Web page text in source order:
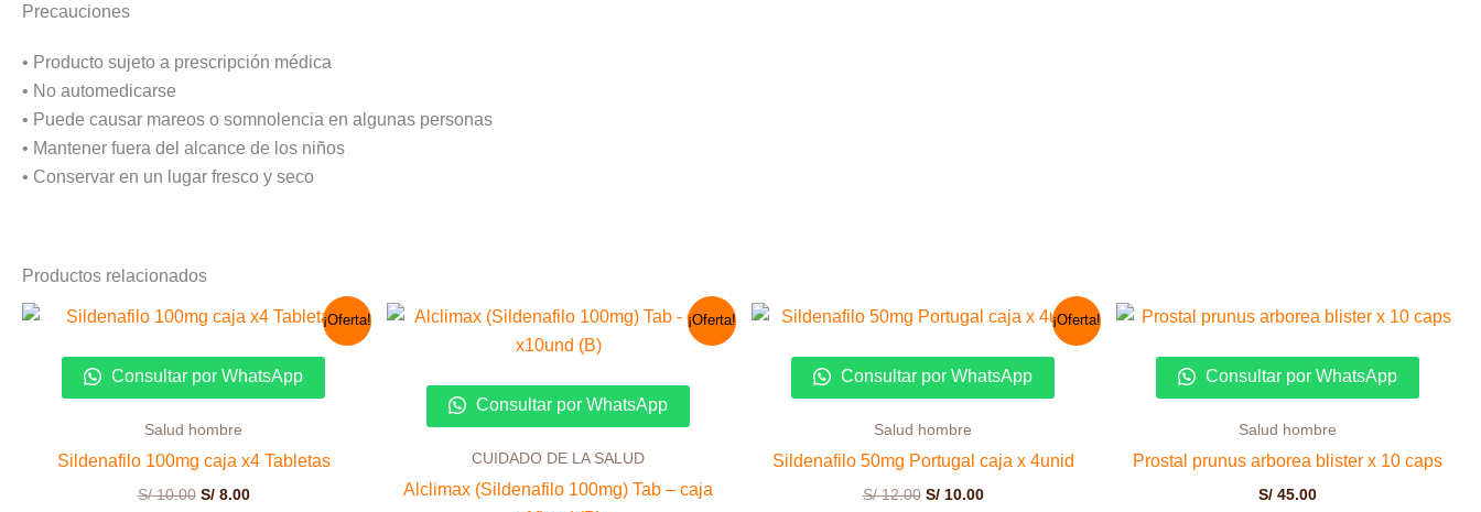
Precauciones
• Producto sujeto a prescripción médica
• No automedicarse
• Puede causar mareos o somnolencia en algunas personas
• Mantener fuera del alcance de los niños
• Conservar en un lugar fresco y seco
Productos relacionados
¡Oferta!
Consultar por WhatsApp
Salud hombre
Sildenafilo 100mg caja x4 Tabletas
S/10.00
El
precio
era:
S/8.00
El
es:
S/ 8.00.
¡Oferta!
Consultar por WhatsApp
CUIDADO DE LA SALUD
Alclimax (Sildenafilo 100mg) Tab – caja
El
original
S/ 99.00.
El
precio
S/ 49.00.
¡Oferta!
Consultar por WhatsApp
Salud hombre
Sildenafilo 50mg Portugal caja x 4unid
S/12.00
El
precio
era:
S/ 12.00.
S/10.00
El
precio
es:
S/ 10.00.
Consultar por WhatsApp
Salud hombre
Prostal prunus arborea blister x 10 caps
S/ 45.00